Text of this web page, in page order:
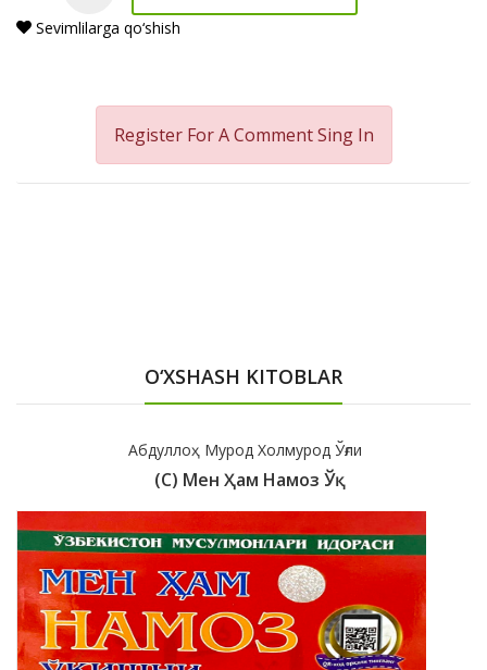
Sevimlilarga qo‘shish
Register For A CommentSing In
O‘XSHASH KITOBLAR
Абдуллоҳ Мурод Холмурод Ўғли
(с) Мен Ҳам Намоз Ўқ